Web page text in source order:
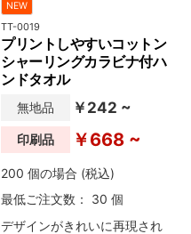
NEW
TT-0019
プリントしやすいコットン
シャーリングカラビナ付ハ
ンドタオル
無地品 ￥242 ~
印刷品 ￥668 ~
200 個の場合 (税込)
最低ご注文数： 30 個
デザインがきれいに再現され